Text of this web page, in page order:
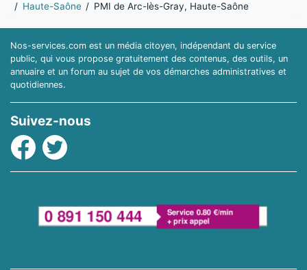
Haute-Saône
PMI de Arc-lès-Gray, Haute-Saône
Nos-services.com est un média citoyen, indépendant du service
public, qui vous propose gratuitement des contenus, des outils, un
annuaire et un forum au sujet de vos démarches administratives et
quotidiennes.
Suivez-nous
Facebook
Twitter